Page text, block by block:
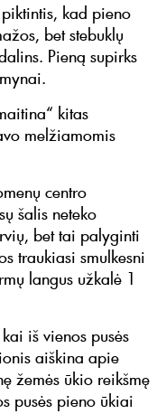
kad pieno
bet stebuklų
Pieną supirks
kitas
melžiamomis
centro
šalis neteko
bet tai palyginti
traukiasi smulkesni
langus užkalė 1
iš vienos pusės
aiškina apie
žemės ūkio reikšmę
pusės pieno ūkiai